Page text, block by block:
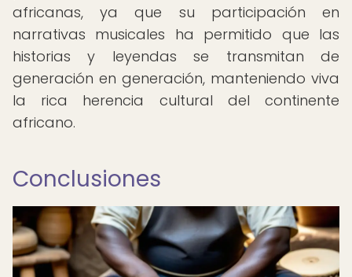
africanas, ya que su participación en
narrativas musicales ha permitido que las
historias y leyendas se transmitan de
generación en generación, manteniendo viva
la rica herencia cultural del continente
africano.
Conclusiones